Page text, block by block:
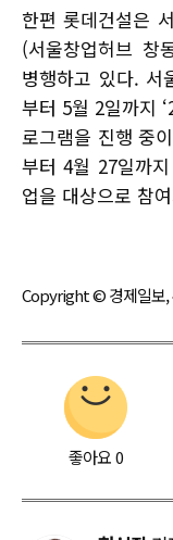
한편 롯데건설은
(서울창업허브 창
병행하고 있다. 서
부터 5월 2일까지
로그램을 진행 중
부터 4월 27일까
업을 대상으로 참
Copyright © 경제일보,
좋아요0